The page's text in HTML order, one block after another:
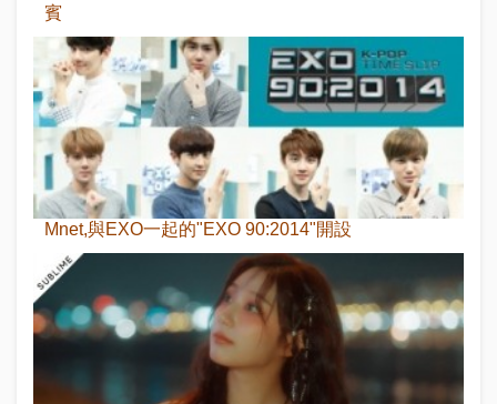
賓
Mnet,與EXO一起的"EXO 90:2014"開設